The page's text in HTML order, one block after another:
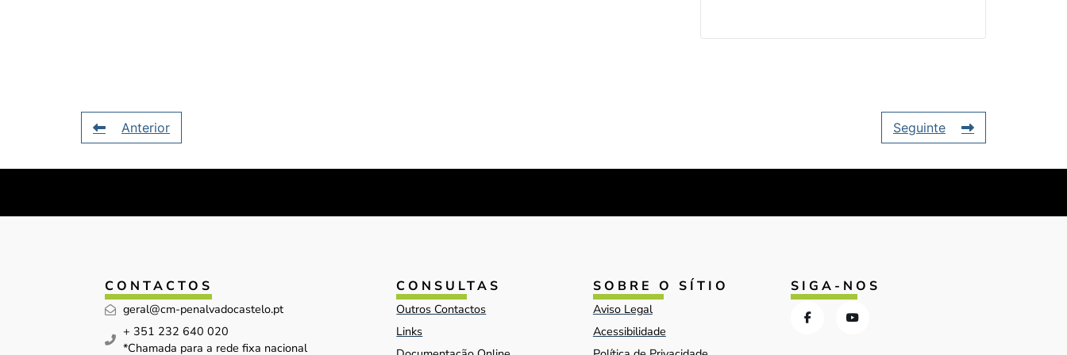
Anterior Seguinte
CONTACTOS
geral@cm-penalvadocastelo.pt
+ 351 232 640 020
*Chamada para a rede fixa nacional
CONSULTAS
Outros Contactos
Links
SOBRE O SÍTIO
Aviso Legal
Acessibilidade
SIGA-NOS